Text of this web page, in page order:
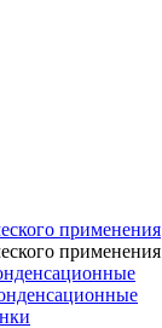
применения
применения